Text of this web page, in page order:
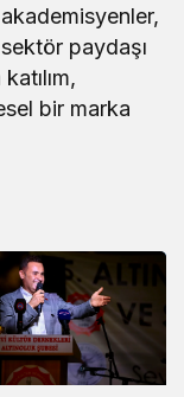
paydaşı
bir marka